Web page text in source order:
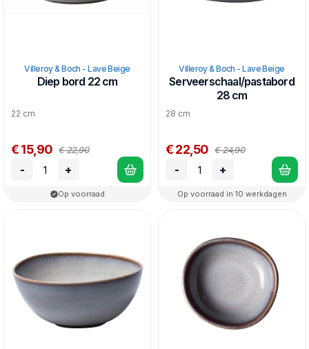
Villeroy & Boch - Lave Beige
Diep bord 22 cm
22 cm
€ 15,90 € 22,90
- +
Op voorraad
Villeroy & Boch - Lave Beige
Serveerschaal/pastabord
28 cm
28 cm
€ 22,50 € 24,90
- +
Op voorraad in 10 werkdagen